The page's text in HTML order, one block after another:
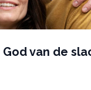
God van de